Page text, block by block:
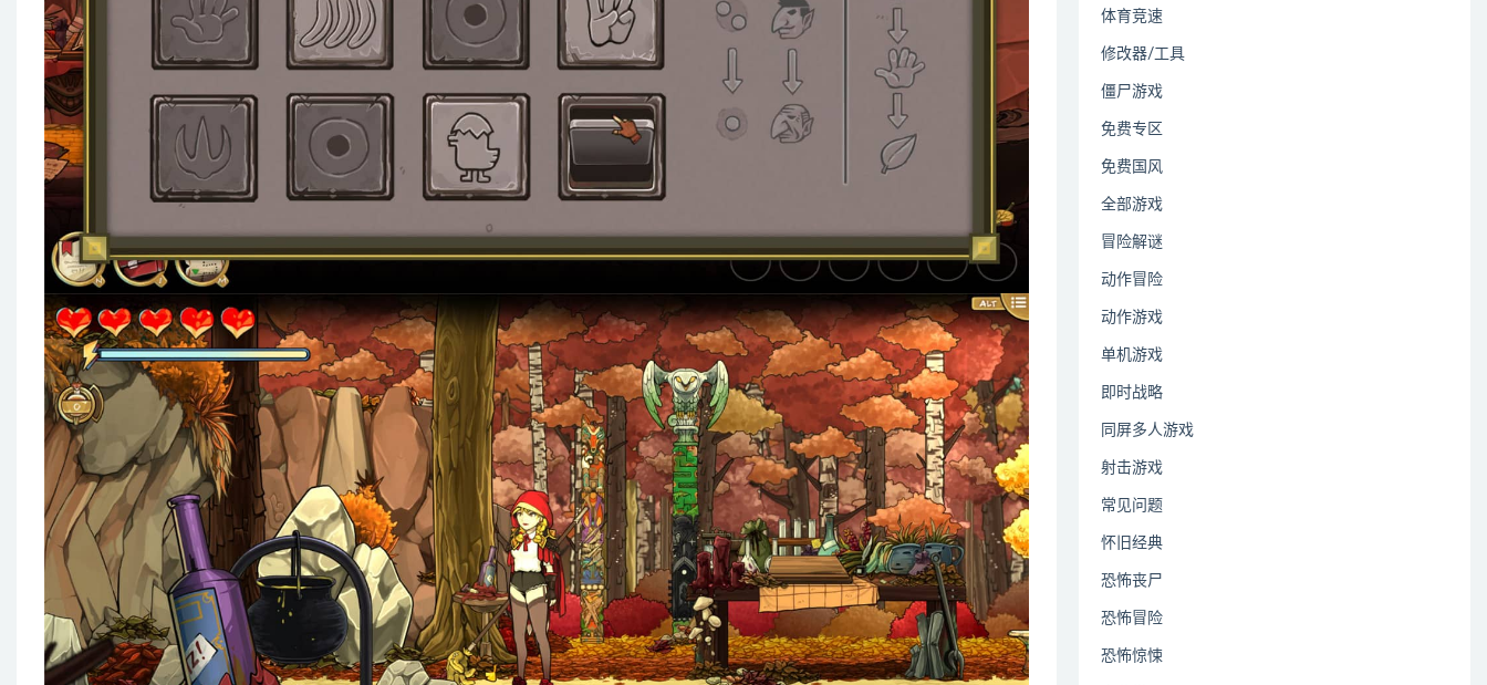
体育竞速
修改器/工具
僵尸游戏
免费专区
免费国风
全部游戏
冒险解谜
动作冒险
动作游戏
单机游戏
即时战略
同屏多人游戏
射击游戏
常见问题
怀旧经典
恐怖丧尸
恐怖冒险
恐怖惊悚